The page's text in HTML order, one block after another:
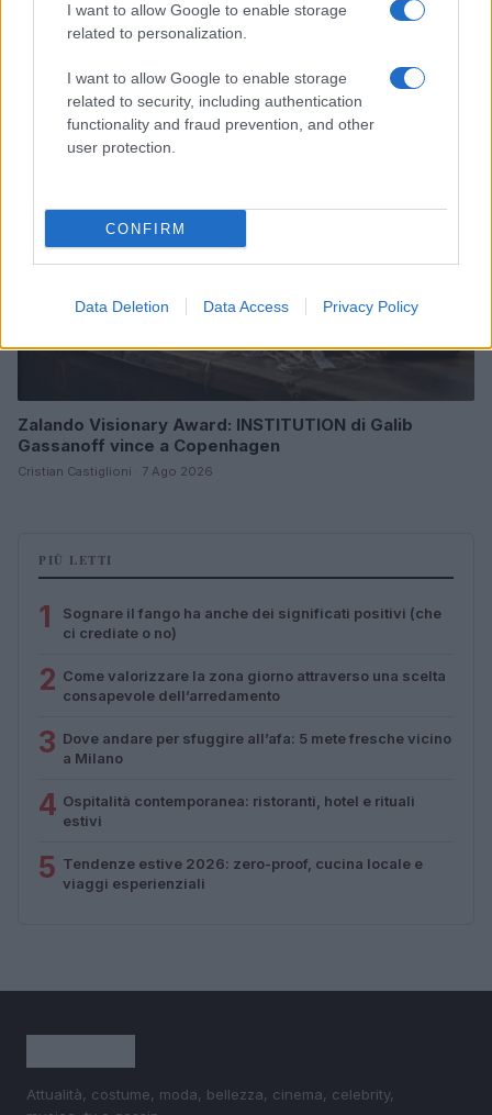
I want to allow Google to enable storage
related to personalization.
I want to allow Google to enable storage
related to security, including authentication
functionality and fraud prevention, and other
user protection.
CONFIRM
Data Deletion Data Access Privacy Policy
Scopri Rocca San Giovanni, il borgo abruzzese tra
mare e storia
Cristian Castiglioni · 8 Ago 2026
LIFESTYLE
Zalando Visionary Award: INSTITUTION di Galib
Gassanoff vince a Copenhagen
Cristian Castiglioni · 7 Ago 2026
PIÙ LETTI
1
Sognare il fango ha anche dei significati positivi (che
ci crediate o no)
2 Come valorizzare la zona giorno attraverso una scelta
consapevole dell’arredamento
3 Dove andare per sfuggire all’afa: 5 mete fresche vicino
a Milano
4 Ospitalità contemporanea: ristoranti, hotel e rituali
estivi
5 Tendenze estive 2026: zero-proof, cucina locale e
viaggi esperienziali
Attualità, costume, moda, bellezza, cinema, celebrity,